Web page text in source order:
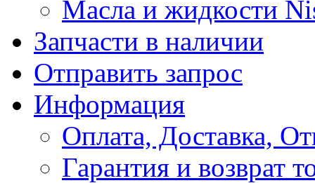
Масла и жидкости
Запчасти в наличии
Отправить запрос
Информация
Оплата, Доставка,
Гарантия и возврат